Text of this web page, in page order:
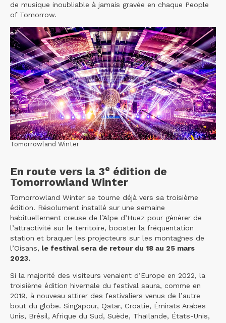
de musique inoubliable à jamais gravée en chaque People
of Tomorrow.
Tomorrowland Winter
En route vers la 3e édition de
Tomorrowland Winter
Tomorrowland Winter se tourne déjà vers sa troisième
édition. Résolument installé sur une semaine
habituellement creuse de l’Alpe d’Huez pour générer de
l’attractivité sur le territoire, booster la fréquentation
station et braquer les projecteurs sur les montagnes de
l’Oisans, le festival sera de retour du 18 au 25 mars
2023.
Si la majorité des visiteurs venaient d’Europe en 2022, la
troisième édition hivernale du festival saura, comme en
2019, à nouveau attirer des festivaliers venus de l’autre
bout du globe. Singapour, Qatar, Croatie, Émirats Arabes
Unis, Brésil, Afrique du Sud, Suède, Thaïlande, États-Unis,